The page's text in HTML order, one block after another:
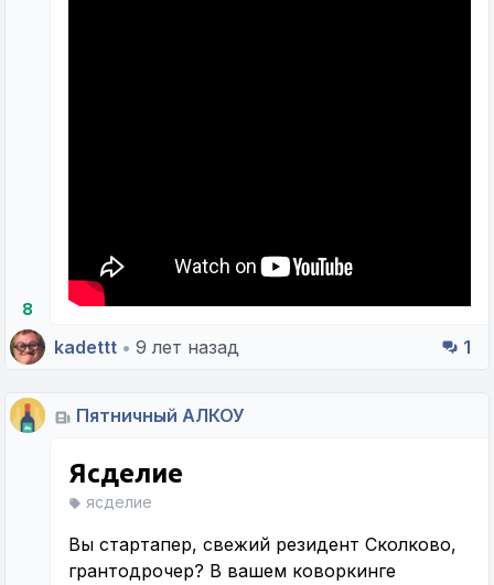
8
kadettt • 9 лет назад 1
Пятничный АЛКОУ
Ясделие
ясделие
Вы стартапер, свежий резидент Сколково,
грантодрочер? В вашем коворкинге